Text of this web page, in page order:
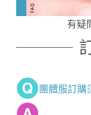
有疑
團體服訂購